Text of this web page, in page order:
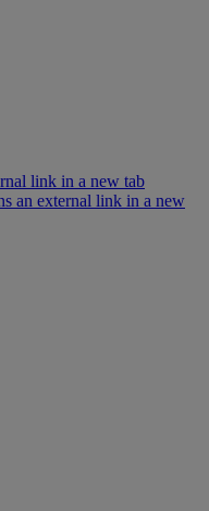
link in a new tab
an external link in a new